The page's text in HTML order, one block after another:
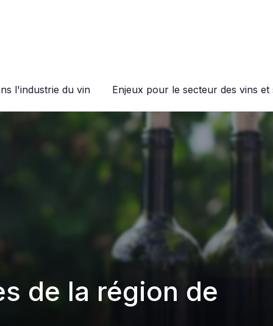
l'industrie du vin Enjeux pour le secteur des vins et
de la région de